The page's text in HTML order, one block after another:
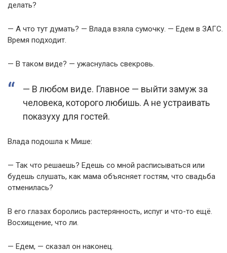
делать?
— А что тут думать? — Влада взяла сумочку. — Едем в ЗАГС.
Время подходит.
— В таком виде? — ужаснулась свекровь.
— В любом виде. Главное — выйти замуж за
человека, которого любишь. А не устраивать
показуху для гостей.
Влада подошла к Мише:
— Так что решаешь? Едешь со мной расписываться или
будешь слушать, как мама объясняет гостям, что свадьба
отменилась?
В его глазах боролись растерянность, испуг и что-то ещё.
Восхищение, что ли.
— Едем, — сказал он наконец.